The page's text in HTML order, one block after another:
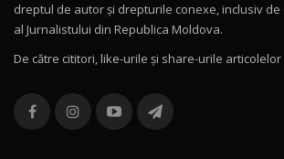
12
Noul MG HS / Test Drive
16:48
13
combină aventura cu luxul /
36:08
dreptul de autor și drepturile conexe, inclusiv de
al Jurnalistului din Republica Moldova.
De către cititori, like-urile şi share-urile articolelor